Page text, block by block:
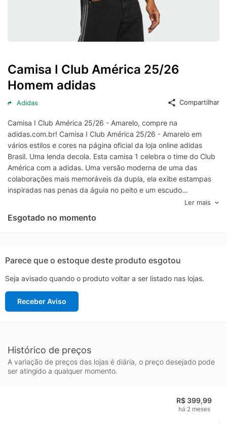
Camisa I Club América 25/26
Homem adidas
Adidas Compartilhar
Camisa I Club América 25/26 - Amarelo, compre na
adidas.com.br! Camisa I Club América 25/26 - Amarelo em
vários estilos e cores na página oficial da loja online adidas
Brasil. Uma lenda decola. Esta camisa 1 celebra o time do Club
América com a adidas. Uma versão moderna de uma das
colaborações mais memoráveis da dupla, ela exibe estampas
inspiradas nas penas da águia no peito e um escudo
centralizado em destaque. O tecido macio e o AEROREADY que
remove o suor garantem que os torcedores de futebol se
mantenham confortáveis enquanto torcem pelo seu time.
Ler mais
Esgotado no momento
Parece que o estoque deste produto esgotou
Seja avisado quando o produto voltar a ser listado nas lojas.
Receber Aviso
Histórico de preços
A variação de preços das lojas é diária, o preço desejado pode
ser atingido a qualquer momento.
R$ 399,99
há 2 meses